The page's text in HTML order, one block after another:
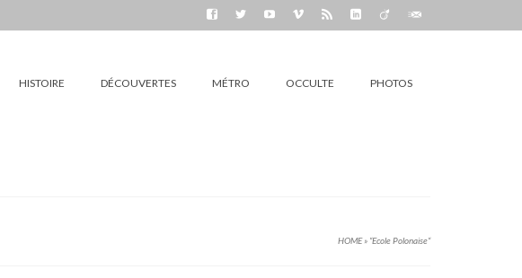
HISTOIRE DÉCOUVERTES MÉTRO OCCULTE PHOTOS
HOME» “Ecole Polonaise“